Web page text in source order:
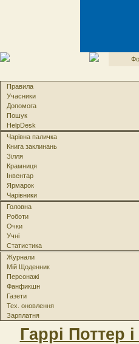
Правила
Учасники
Допомога
Пошук
HelpDesk
Чарівна паличка
Книга заклинань
Зілля
Крамниця
Інвентар
Ярмарок
Чарівники
Головна
Роботи
Очки
Учні
Статистика
Журнали
Мій Щоденник
Персонажі
Фанфикшн
Газети
Тех. оновлення
Зарплатня
Гаррі Поттер